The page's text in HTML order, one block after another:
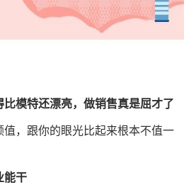
比模特还漂亮，做销售真是屈才了
，跟你的眼光比起来根本不值一
干